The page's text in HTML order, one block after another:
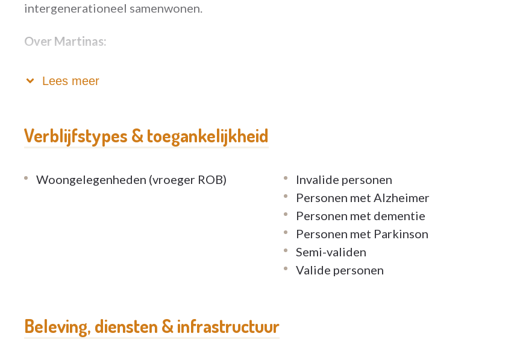
intergenerationeel samenwonen.
Over Martinas:
Woonzorgcentrum Martinas is gevestigd in het oude brouwerijcomplex Ginder-Ale
Ginderachter, die er de naam Martinas aan gaf, de Latijnse naam voor Merchtem. In
1973 werd de brouwerij overgelaten aan de groep Artois, het latere AB Inbev.
Zoals het een oude brouwerij betaamt, kunt u bij ons genieten van een zeer gezellige bar.
Onze bar is dagelijks geopend voor iedereen. De perfecte plek dus om samen met familie en
vrienden te genieten van een lekker streekbier en een toffe babbel. Als de zon schijnt, is het
natuurlijk ook aangenaam vertoeven op één van onze ruime terrassen, sommige met uitzicht
op Merchtem. Wij doen er alles aan om u zo thuis mogelijk te doen voelen, in dit prachtige,
U kunt uw kamer inrichten met eigen, vertrouwd meubilair. Zo hebt u direct het gevoel thuis
Lees meer
Verblijfstypes & toegankelijkheid
Woongelegenheden (vroeger ROB)
Invalide personen
Personen met Alzheimer
Personen met dementie
Personen met Parkinson
Semi-validen
Valide personen
Beleving, diensten & infrastructuur